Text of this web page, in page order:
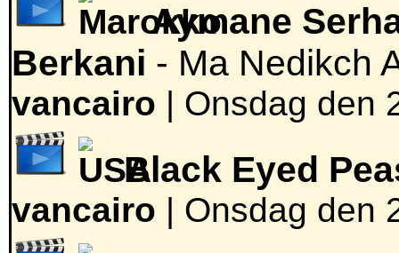
Aymane
Berkani - Ma Nedikch
vancairo | Onsdag den
Black Eyed
vancairo | Onsdag den